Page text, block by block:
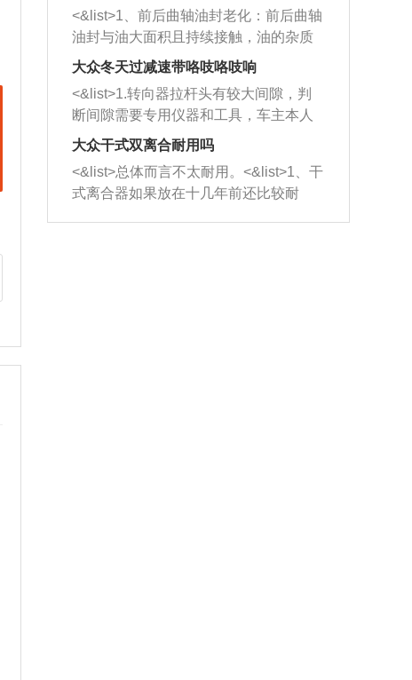
西取出来。但如果是因为积碳过多引起
的堵塞，就需要将三元催化器泡在草酸
洗剂对堵塞的情况得到解决，将清洗剂
放在燃油箱中，与燃油混合后，车辆启
动时，就可以和汽油一起进入到燃烧
室，最后形成废气排出，就可以让三元
催化器得到清洗，排气管堵塞的情况就
能够得到解决。
一圈半的练习，往右同样也要打相同的
圈数。 <&list>3、最后强调要反复练
习，这样就可以形成肌肉记忆，在真实
驾驶车辆时，不需要记忆也能打好方
向。
<&list>1、前后曲轴油封老化：前后曲轴
油封与油大面积且持续接触，油的杂质
和发动机内持续温度变化使其密封效果
逐渐减弱，导致渗油或漏油。<&list>2、
活塞间隙过大：积碳会使活塞环与缸体
的间隙扩大，导致机油流入燃烧室中，
造成烧机油。<&list>3、机油粘度。使用
机油粘度过小的话，同样会有烧机油现
象，机油粘度过小具有很好的流动性，
大众冬天过减速带咯吱咯吱响
<&list>1.转向器拉杆头有较大间隙，判
断间隙需要专用仪器和工具，车主本人
无法制作，需要将车辆送到修理厂或4s
店；<&list>2.车辆半轴套管防尘罩破
裂，破裂后会出现漏油现象，使半轴磨
损严重，磨损的半轴容易损坏，产生异
响；<&list>3.稳定器的转向胶套和球头
大众干式双离合耐用吗
<&list>总体而言不太耐用。<&list>1、干
式离合器如果放在十几年前还比较耐